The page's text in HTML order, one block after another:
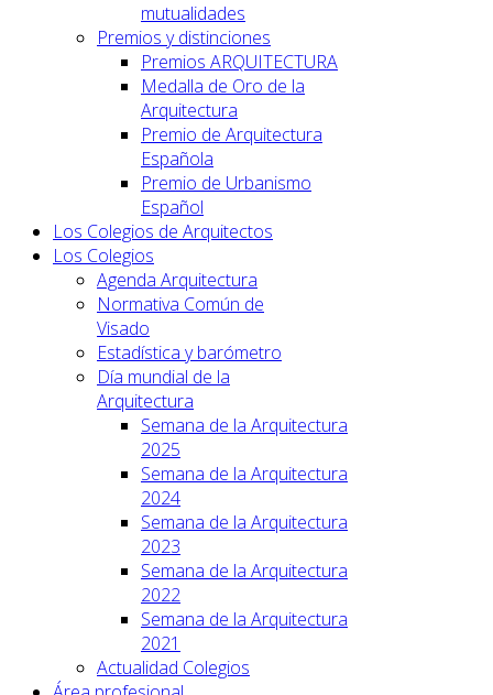
mutualidades
Premios y distinciones
Premios ARQUITECTURA
Medalla de Oro de la
Arquitectura
Premio de Arquitectura
Española
Premio de Urbanismo
Español
Los Colegios de Arquitectos
Los Colegios
Agenda Arquitectura
Normativa Común de
Visado
Estadística y barómetro
Día mundial de la
Arquitectura
Semana de la Arquitectura
2025
Semana de la Arquitectura
2024
Semana de la Arquitectura
2023
Semana de la Arquitectura
2022
Semana de la Arquitectura
2021
Actualidad Colegios